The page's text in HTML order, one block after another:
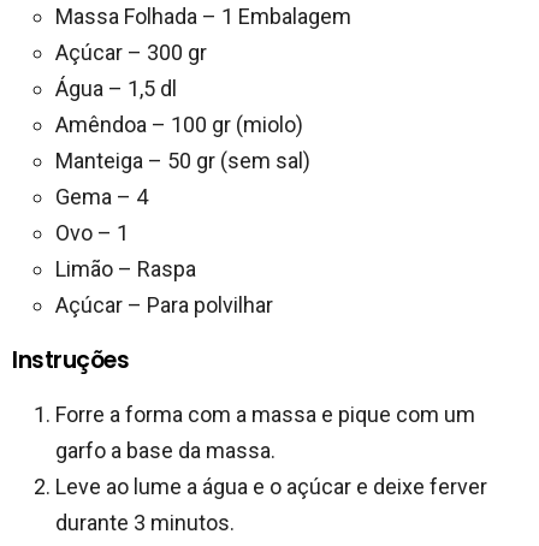
Massa Folhada – 1 Embalagem
Açúcar – 300 gr
Água – 1,5 dl
Amêndoa – 100 gr (miolo)
Manteiga – 50 gr (sem sal)
Gema – 4
Ovo – 1
Limão – Raspa
Açúcar – Para polvilhar
Instruções
Forre a forma com a massa e pique com um
garfo a base da massa.
Leve ao lume a água e o açúcar e deixe ferver
durante 3 minutos.